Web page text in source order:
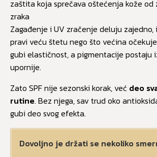
zaštita koja sprečava oštećenja kože od
zraka
Zagađenje i UV zračenje deluju
pravi veću štetu nego što većina
gubi elastičnost, a pigmentacije postaju
upornije.
Zato SPF nije sezonski korak, već deo
rutine. Bez njega, sav trud oko
gubi deo svog efekta.
Dovoljno je držati se nekoliko